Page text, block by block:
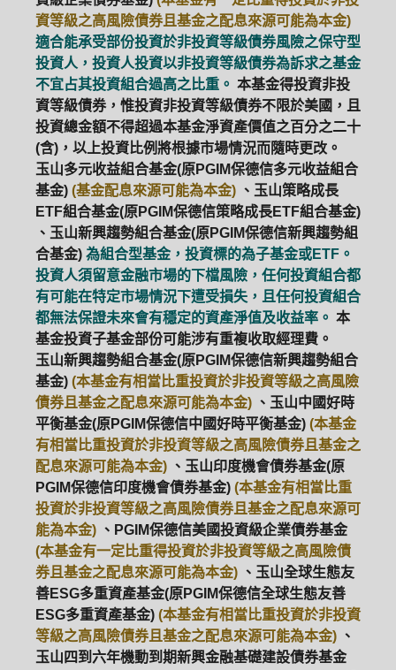
資等級之高風險債券且基金之配息來源可能為本金)
適合能承受部份投資於非投資等級債券風險之保守型
投資人，投資人投資以非投資等級債券為訴求之基金
不宜占其投資組合過高之比重。 本基金得投資非投
資等級債券，惟投資非投資等級債券不限於美國，且
投資總金額不得超過本基金淨資產價值之百分之二十
(含)，以上投資比例將根據市場情況而隨時更改。
玉山多元收益組合基金(原PGIM保德信多元收益組合
基金) (基金配息來源可能為本金) 、玉山策略成長
ETF組合基金(原PGIM保德信策略成長ETF組合基金)
、玉山新興趨勢組合基金(原PGIM保德信新興趨勢組
合基金) 為組合型基金，投資標的為子基金或ETF。
投資人須留意金融市場的下檔風險，任何投資組合都
有可能在特定市場情況下遭受損失，且任何投資組合
都無法保證未來會有穩定的資產淨值及收益率。 本
基金投資子基金部份可能涉有重複收取經理費。
玉山新興趨勢組合基金(原PGIM保德信新興趨勢組合
基金) (本基金有相當比重投資於非投資等級之高風險
債券且基金之配息來源可能為本金) 、玉山中國好時
平衡基金(原PGIM保德信中國好時平衡基金) (本基金
有相當比重投資於非投資等級之高風險債券且基金之
配息來源可能為本金) 、玉山印度機會債券基金(原
PGIM保德信印度機會債券基金) (本基金有相當比重
投資於非投資等級之高風險債券且基金之配息來源可
能為本金) 、PGIM保德信美國投資級企業債券基金
(本基金有一定比重得投資於非投資等級之高風險債
券且基金之配息來源可能為本金) 、玉山全球生態友
善ESG多重資產基金(原PGIM保德信全球生態友善
ESG多重資產基金) (本基金有相當比重投資於非投資
等級之高風險債券且基金之配息來源可能為本金) 、
玉山四到六年機動到期新興金融基礎建設債券基金